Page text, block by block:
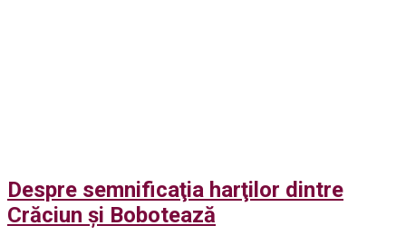
Despre semnificaţia harţilor dintre
Crăciun şi Bobotează